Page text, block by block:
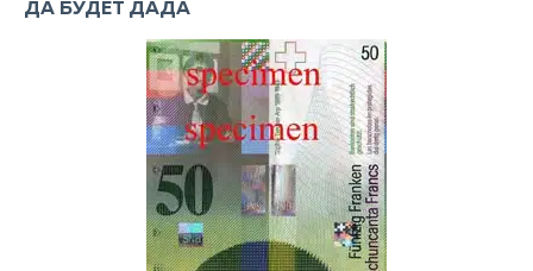
ДА БУДЕТ ДАДА